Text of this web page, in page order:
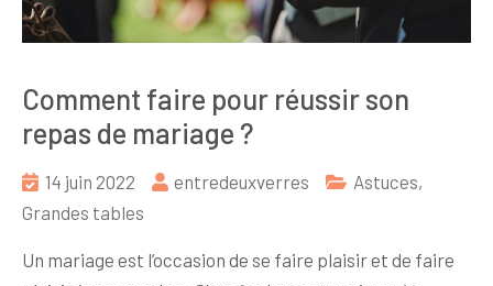
Comment faire pour réussir son
repas de mariage ?
14 juin 2022 entredeuxverres Astuces,
Grandes tables
Un mariage est l’occasion de se faire plaisir et de faire